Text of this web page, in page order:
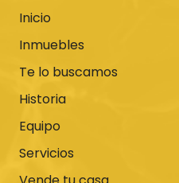
Inicio
Inmuebles
Te lo buscamos
Historia
Equipo
Servicios